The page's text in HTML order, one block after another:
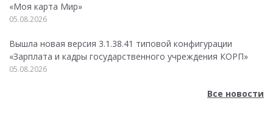
«Моя карта Мир»
05.08.2026
Вышла новая версия 3.1.38.41 типовой конфигурации
«Зарплата и кадры государственного учреждения КОРП»
05.08.2026
Все новости